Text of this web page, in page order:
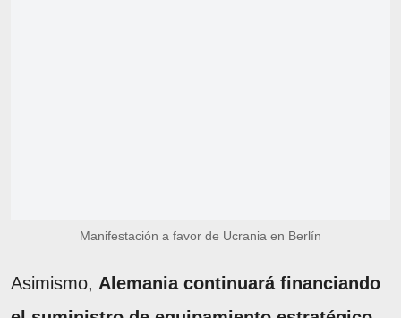
Manifestación a favor de Ucrania en Berlín
Asimismo, Alemania continuará financiando